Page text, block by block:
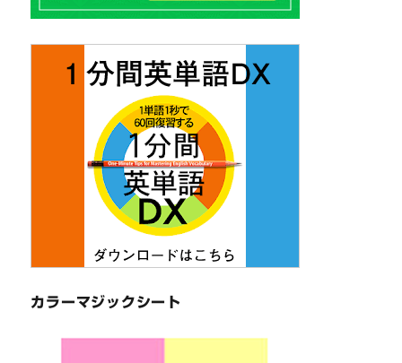
カラーマジックシート